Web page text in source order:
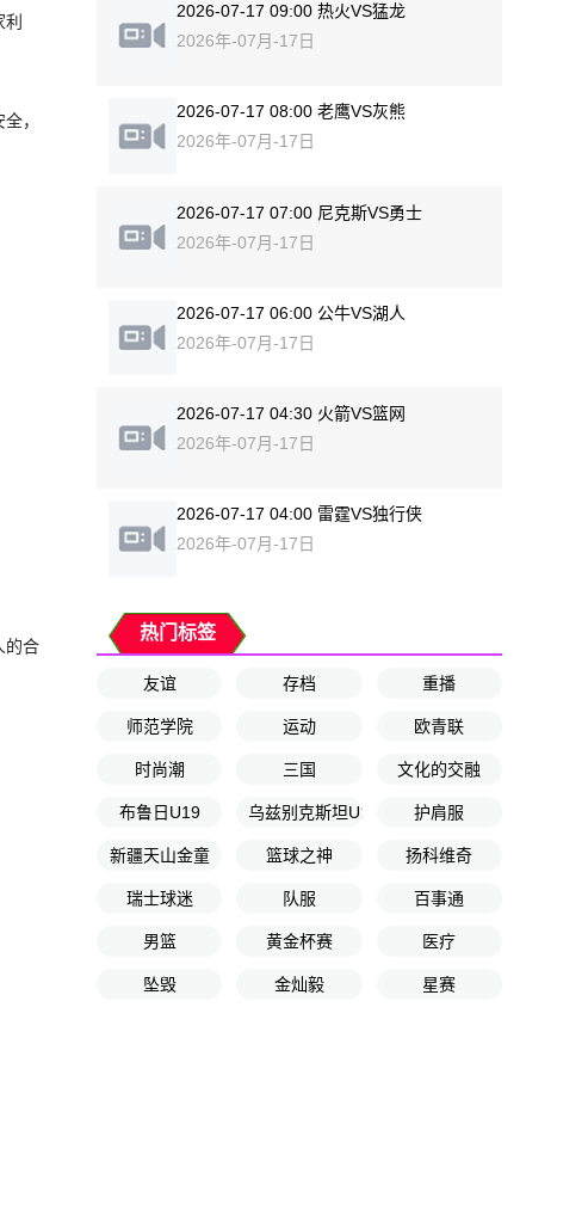
，
的合
2026-07-17 09:00 热火VS猛龙
2026年-07月-17日
2026-07-17 08:00 老鹰VS灰熊
2026年-07月-17日
2026-07-17 07:00 尼克斯VS勇士
2026年-07月-17日
2026-07-17 06:00 公牛VS湖人
2026年-07月-17日
2026-07-17 04:30 火箭VS篮网
2026年-07月-17日
2026-07-17 04:00 雷霆VS独行侠
2026年-07月-17日
热门标签
友谊 存档 重播
师范学院 运动 欧青联
时尚潮 三国 文化的交融
布鲁日U19 乌兹别克斯坦U17 护肩服
新疆天山金童 篮球之神 扬科维奇
瑞士球迷 队服 百事通
男篮 黄金杯赛 医疗
坠毁 金灿毅 星赛